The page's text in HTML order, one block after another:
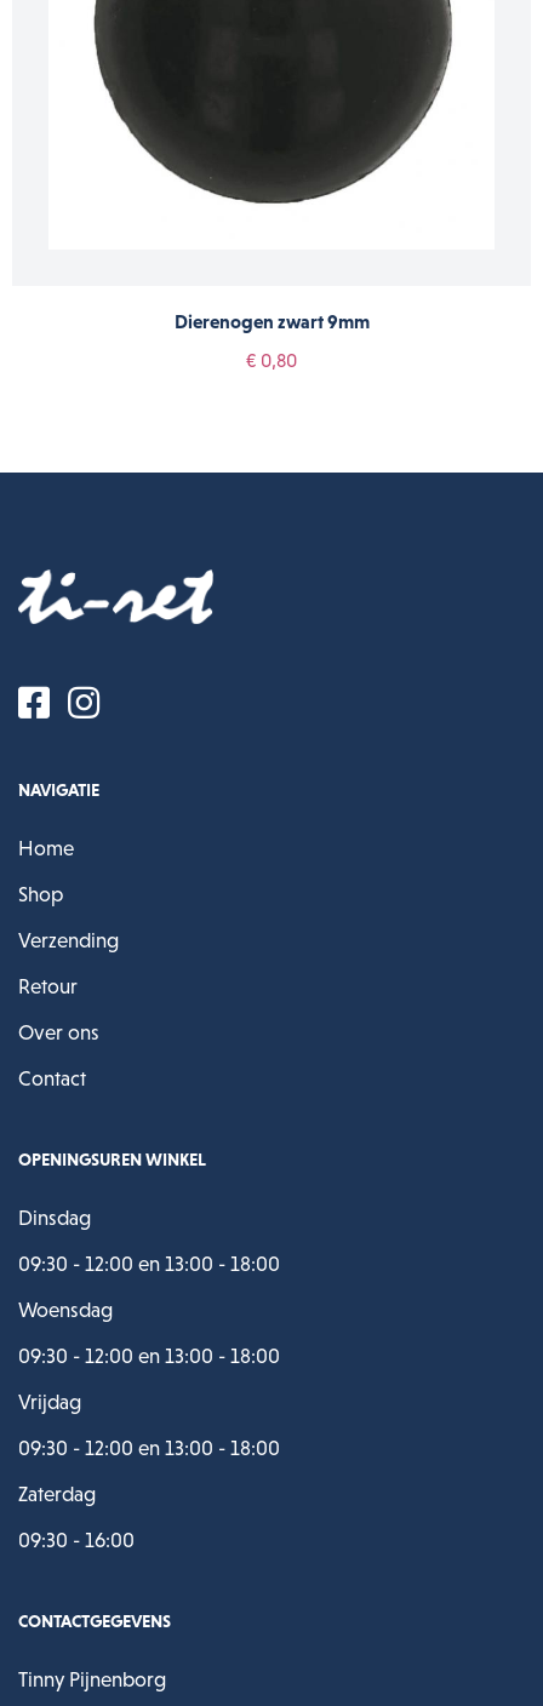
Dierenogen zwart 9mm
€ 0,80
NAVIGATIE
Home
Shop
Verzending
Retour
Over ons
Contact
OPENINGSUREN WINKEL
Dinsdag
09:30 - 12:00 en 13:00 - 18:00
Woensdag
09:30 - 12:00 en 13:00 - 18:00
Vrijdag
09:30 - 12:00 en 13:00 - 18:00
Zaterdag
09:30 - 16:00
CONTACTGEGEVENS
Tinny Pijnenborg